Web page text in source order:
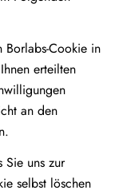
Borlabs-Cookie in
erteilten
an den
Sie uns zur
selbst löschen